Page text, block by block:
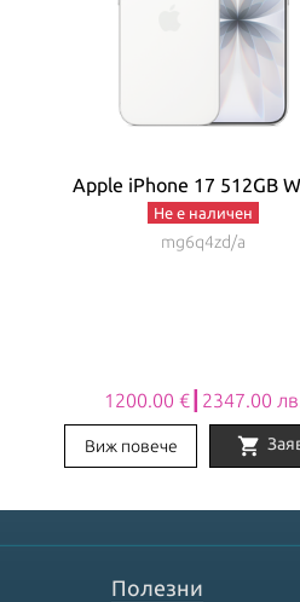
Apple iPhone 17 512GB
Не е наличен
mg6q4zd/a
1200.00 €┃2347.00
Виж повече shopping_cart
Полезни